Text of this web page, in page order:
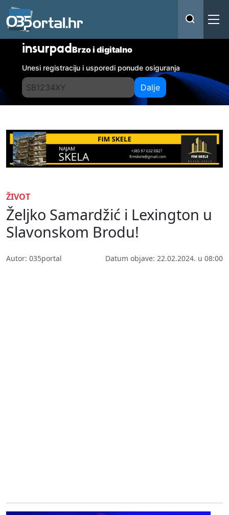
insurpadBrzo i digitalno
Unesi registraciju i usporedi ponude osiguranja
Dalje
ŽIVOT
Željko Samardžić i Lexington u
Slavonskom Brodu!
Autor: 035portal Datum objave: 22.02.2024. u 08:00